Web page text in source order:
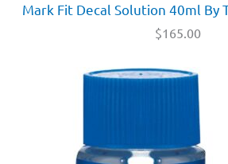
Mark Fit Decal Solution 40ml By
$165.00